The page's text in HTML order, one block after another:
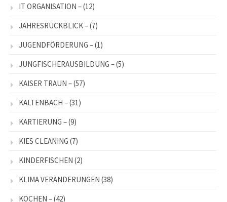
IT ORGANISATION –(12)
JAHRESRÜCKBLICK –(7)
JUGENDFÖRDERUNG –(1)
JUNGFISCHERAUSBILDUNG –(5)
KAISER TRAUN –(57)
KALTENBACH –(31)
KARTIERUNG –(9)
KIES CLEANING (7)
KINDERFISCHEN (2)
KLIMA VERÄNDERUNGEN (38)
KOCHEN –(42)